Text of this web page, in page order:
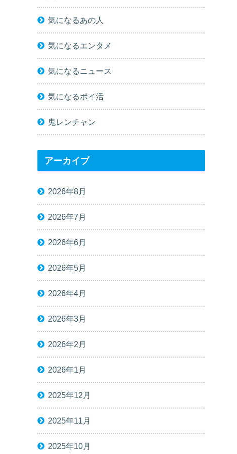
気になるあの人
気になるエンタメ
気になるニュース
気になるポイ活
鬼レンチャン
アーカイブ
2026年8月
2026年7月
2026年6月
2026年5月
2026年4月
2026年3月
2026年2月
2026年1月
2025年12月
2025年11月
2025年10月